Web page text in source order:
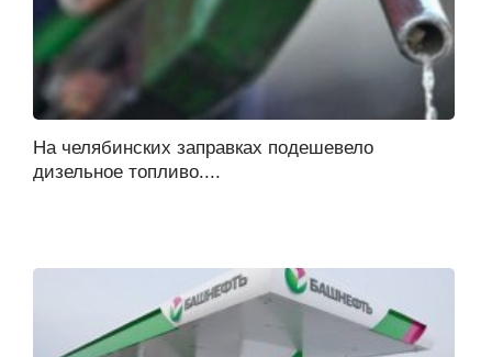
На челябинских заправках подешевело
дизельное топливо....